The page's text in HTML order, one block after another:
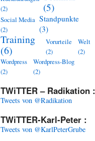
(2)
(5)
Social Media
(2)
Standpunkte
(3)
Training
(6)
Vorurteile
(2)
Welt
(2)
Wordpress
(2)
Wordpress-Blog
(2)
TWiTTER – Radikation :
Tweets von @Radikation
TWiTTER-Karl-Peter :
Tweets von @KarlPeterGrube